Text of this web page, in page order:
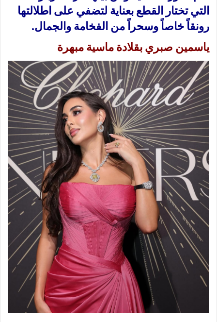
التي تختار القطع بعناية لتضفي على اطلالتها
رونقاً خاصاً وسحراً من الفخامة والجمال.
ياسمين صبري بقلادة ماسية مبهرة